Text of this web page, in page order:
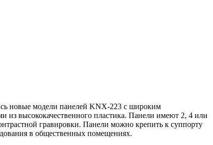
новые модели панелей KNX-223 с широким
из высококачественного пластика. Панели имеют 2, 4 или
гравировки. Панели можно крепить к суппорту
в общественных помещениях.